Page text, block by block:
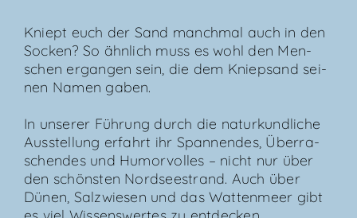
Kniept euch der Sand manch­mal auch in den
Socken? So ähn­lich muss es wohl den Men­
schen ergan­gen sein, die dem Kniep­sand sei­
nen Namen gaben.
In unse­rer Füh­rung durch die natur­kund­li­che
Aus­stel­lung erfahrt ihr Span­nen­des, Über­ra­
schen­des und Humor­vol­les – nicht nur über
den schöns­ten Nord­see­strand. Auch über
Dünen, Salz­wie­sen und das Wat­ten­meer gibt